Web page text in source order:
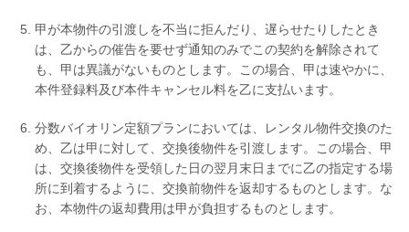
甲が本物件の引渡しを不当に拒んだり、遅らせたりしたとき
は、乙からの催告を要せず通知のみでこの契約を解除されて
も、甲は異議がないものとします。この場合、甲は速やかに、
本件登録料及び本件キャンセル料を乙に支払います。
分数バイオリン定額プランにおいては、レンタル物件交換のた
め、乙は甲に対して、交換後物件を引渡します。この場合、甲
は、交換後物件を受領した日の翌月末日までに乙の指定する場
所に到着するように、交換前物件を返却するものとします。な
お、本物件の返却費用は甲が負担するものとします。